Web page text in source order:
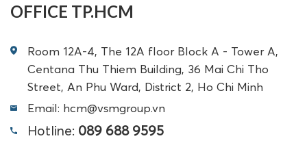
OFFICE TP.HCM
Room 12A-4, The 12A floor Block A - Tower A,
Centana Thu Thiem Building, 36 Mai Chi Tho
Street, An Phu Ward, District 2, Ho Chi Minh
Email: hcm@vsmgroup.vn
Hotline: 089 688 9595